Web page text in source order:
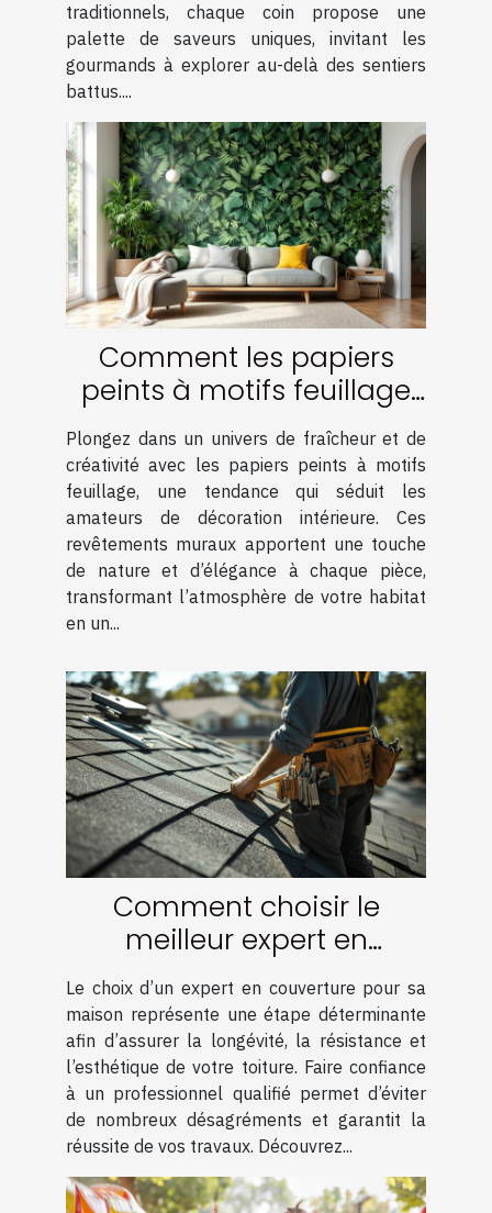
traditionnels, chaque coin propose une
palette de saveurs uniques, invitant les
gourmands à explorer au-delà des sentiers
battus....
Comment les papiers
peints à motifs feuillage
transforment-ils votre
intérieur ?
Plongez dans un univers de fraîcheur et de
créativité avec les papiers peints à motifs
feuillage, une tendance qui séduit les
amateurs de décoration intérieure. Ces
revêtements muraux apportent une touche
de nature et d’élégance à chaque pièce,
transformant l’atmosphère de votre habitat
en un...
Comment choisir le
meilleur expert en
couverture pour votre
maison
Le choix d’un expert en couverture pour sa
maison représente une étape déterminante
afin d’assurer la longévité, la résistance et
l’esthétique de votre toiture. Faire confiance
à un professionnel qualifié permet d’éviter
de nombreux désagréments et garantit la
réussite de vos travaux. Découvrez...